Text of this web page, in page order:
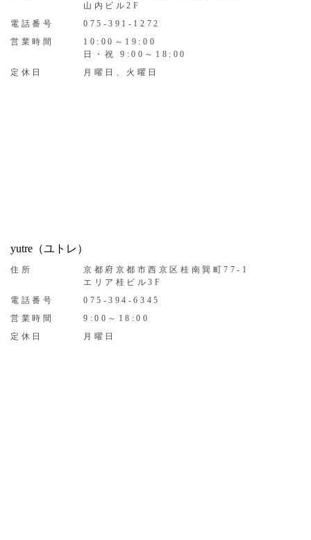
山内ビル2F
電話番号
075-391-1272
営業時間
10:00～19:00
日・祝 9:00～18:00
定休日
月曜日、火曜日
yutre（ユトレ）
住所
京都府京都市西京区桂南巽町77-1
エリア桂ビル3F
電話番号
075-394-6345
営業時間
9:00～18:00
定休日
月曜日